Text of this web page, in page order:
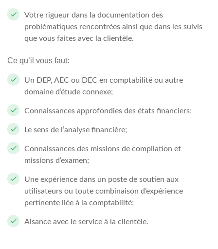
Votre rigueur dans la documentation des
problématiques rencontrées ainsi que dans les suivis
que vous faites avec la clientèle.
Ce qu’il vous faut:
Un DEP, AEC ou DEC en comptabilité ou autre
domaine d’étude connexe;
Connaissances approfondies des états financiers;
Le sens de l’analyse financière;
Connaissances des missions de compilation et
missions d’examen;
Une expérience dans un poste de soutien aux
utilisateurs ou toute combinaison d’expérience
pertinente liée à la comptabilité;
Aisance avec le service à la clientèle.